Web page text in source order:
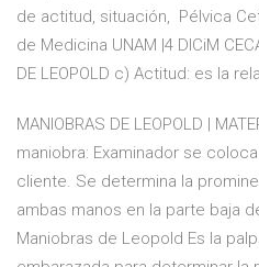
de actitud, situación, Pélvica
de Medicina UNAM |4 DICiM
DE LEOPOLD c) Actitud: es la
MANIOBRAS DE LEOPOLD |
maniobra: Examinador se
cliente. Se determina la
ambas manos en la parte baja
Maniobras de Leopold Es la